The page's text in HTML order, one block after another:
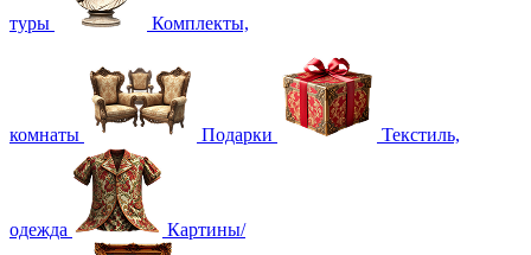
туры Комплекты,
комнаты Подарки Текстиль,
одежда Картины/